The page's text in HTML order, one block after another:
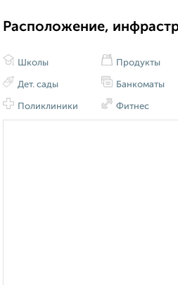
Расположение,
Школы
Дет. сады
Поликлиники
Продукты
Банкоматы
Фитнес